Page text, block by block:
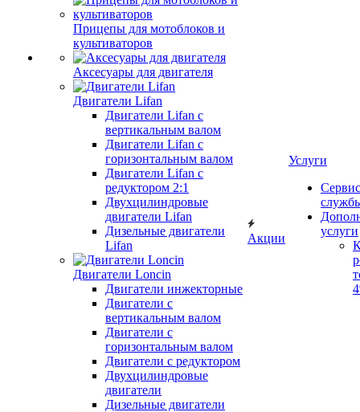
Прицепы для мотоблоков и
культиваторов
Аксесуары для двигателя
Двигатели Lifan
Двигатели Lifan с
вертикальным валом
Двигатели Lifan с
горизонтальным валом
Двигатели Lifan с
редуктором 2:1
Двухцилиндровые
двигатели Lifan
Дизельные двигатели
Lifan
Двигатели Loncin
Двигатели инжекторные
Двигатели с
вертикальным валом
Двигатели с
горизонтальным валом
Двигатели с редуктором
Двухцилиндровые
двигатели
Дизельные двигатели
Акции
Услуги
услуги